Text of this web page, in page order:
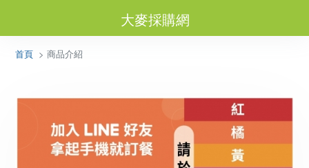
大麥採購網
首頁 > 商品介紹